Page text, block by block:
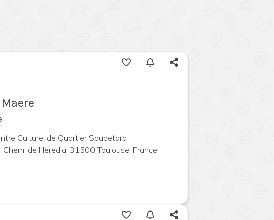
Culturel de Quartier Soupetard
Chem. de Heredia, 31500 Toulouse, France